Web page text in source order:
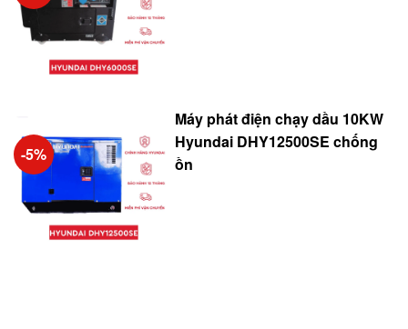
-5%
Máy phát điện chạy dầu 10KW
Hyundai DHY12500SE chống
ồn